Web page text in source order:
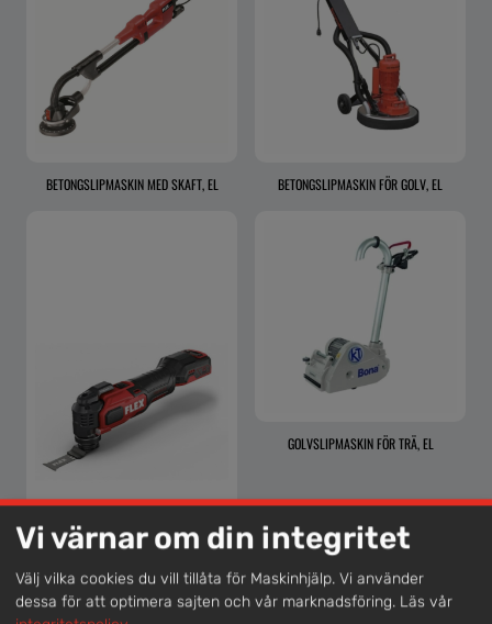
BETONGSLIPMASKIN MED SKAFT, EL BETONGSLIPMASKIN FÖR GOLV, EL
GOLVSLIPMASKIN FÖR TRÄ, EL
Vi värnar om din integritet
Välj vilka cookies du vill tillåta för Maskinhjälp. Vi använder
dessa för att optimera sajten och vår marknadsföring. Läs vår